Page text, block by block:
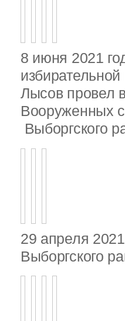
8 июня 2021
Лысов провел
Вооруженных
Выборгского
29 апреля
Выборгского